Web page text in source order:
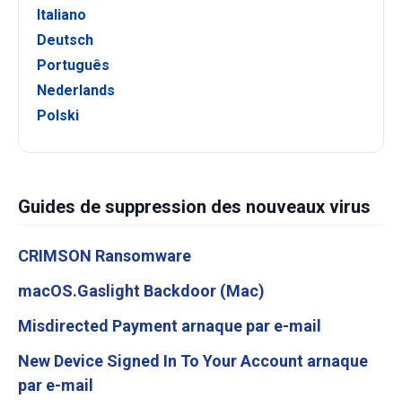
Italiano
Deutsch
Português
Nederlands
Polski
Guides de suppression des nouveaux virus
CRIMSON Ransomware
macOS.Gaslight Backdoor (Mac)
Misdirected Payment arnaque par e-mail
New Device Signed In To Your Account arnaque
par e-mail